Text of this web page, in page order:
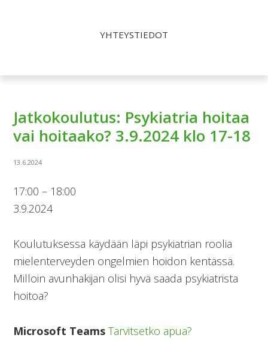
YHTEYSTIEDOT
Jatkokoulutus: Psykiatria hoitaa
vai hoitaako? 3.9.2024 klo 17-18
Jatkokoulutus:
Psykiatria
vai
hoitaako?
3.9.2024
klo
18
17:00 – 18:00
3.9.2024
Koulutuksessa käydään läpi psykiatrian roolia
mielenterveyden ongelmien hoidon kentässä.
Milloin avunhakijan olisi hyvä saada psykiatrista
hoitoa?
Microsoft Teams Tarvitsetko apua?